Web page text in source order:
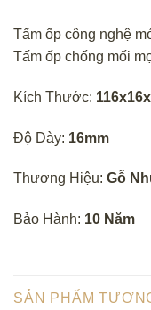
Tấm ốp công nghệ
Tấm ốp chống mối
Kích Thước:
Độ Dày: 16mm
Thương Hiệu: Gỗ
Bảo Hành: 10 Năm
SẢN PHẨM